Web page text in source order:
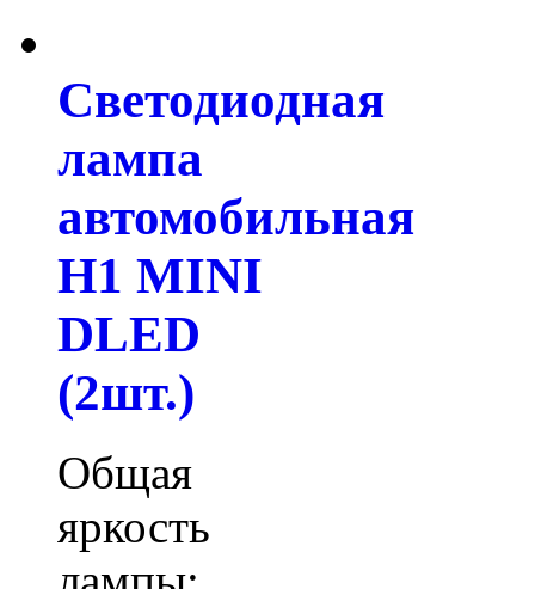
Светодиодная
лампа
автомобильная
H1 MINI
DLED
(2шт.)
Общая
яркость